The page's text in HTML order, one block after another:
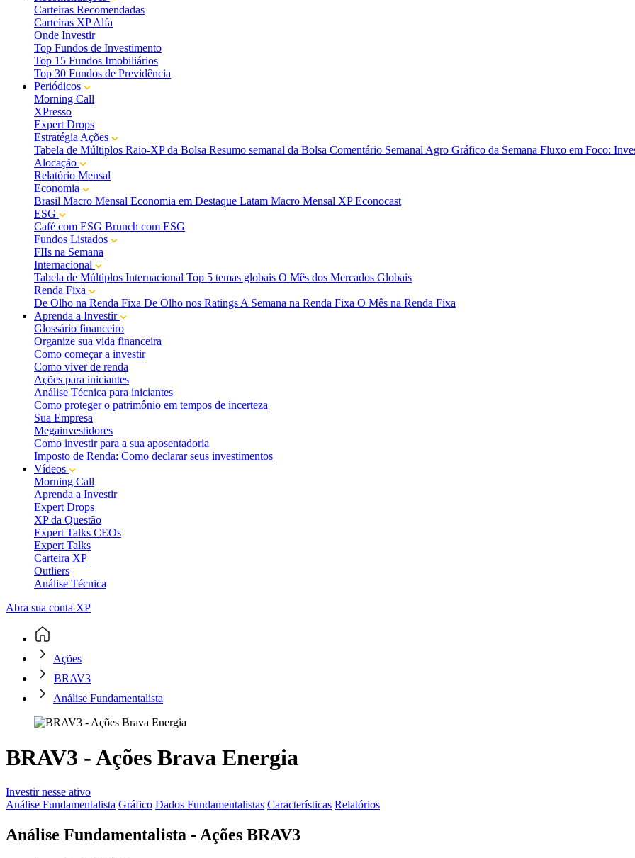
Carteiras Recomendadas
Carteiras XP Alfa
Onde Investir
Top Fundos de Investimento
Top 15 Fundos Imobiliários
Top 30 Fundos de Previdência
Periódicos
Morning Call
XPresso
Expert Drops
Estratégia Ações
Tabela de Múltiplos Raio-XP da Bolsa Resumo semanal da Bolsa Comentário Semanal Agro Gráfico da Semana Fluxo em Foco:
Alocação
Relatório Mensal
Economia
Brasil Macro Mensal Economia em Destaque Latam Macro Mensal XP Econocast
ESG
Café com ESG Brunch com ESG
Fundos Listados
FIIs na Semana
Internacional
Tabela de Múltiplos Internacional Top 5 temas globais O Mês dos Mercados Globais
Renda Fixa
De Olho na Renda Fixa De Olho nos RatingsA Semana na Renda Fixa O Mês na Renda Fixa
Aprenda a Investir
Glossário financeiro
Organize sua vida financeira
Como começar a investir
Como viver de renda
Ações para iniciantes
Análise Técnica para iniciantes
Como proteger o patrimônio em tempos de incerteza
Sua Empresa
Megainvestidores
Como investir para a sua aposentadoria
Imposto de Renda: Como declarar seus investimentos
Vídeos
Morning Call
Aprenda a Investir
Expert Drops
XP da Questão
Expert Talks CEOs
Expert Talks
Carteira XP
Outliers
Análise Técnica
Abra sua conta XP
Ações
BRAV3
Análise Fundamentalista
BRAV3 - Ações Brava Energia
Investir nesse ativo
Análise Fundamentalista Gráfico Dados Fundamentalistas Características Relatórios
Análise Fundamentalista - Ações BRAV3